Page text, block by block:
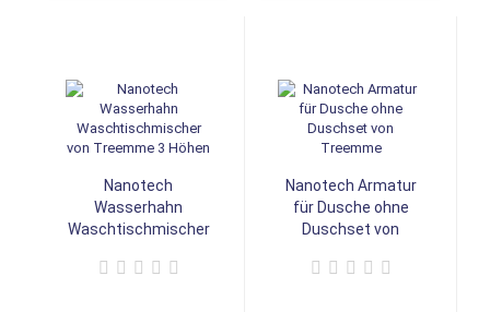
Nanotech
Wasserhahn
Waschtischmischer
Höhen
Nanotech Armatur
für Dusche ohne
Duschset von